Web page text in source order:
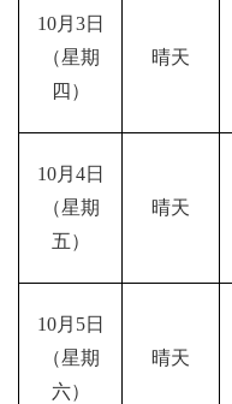
10月3日
（星期
四）
晴天
10月4日
（星期
五）
晴天
10月5日
（星期
六）
晴天